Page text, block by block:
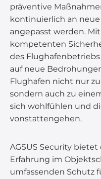
präventive
kontinuierlich an
angepasst werden.
kompetenten
des
auf neue
Flughafen nicht nur
sondern auch zu
sich wohlfühlen und
vonstattengehen.
AGSUS Security
Erfahrung im
umfassenden Schutz